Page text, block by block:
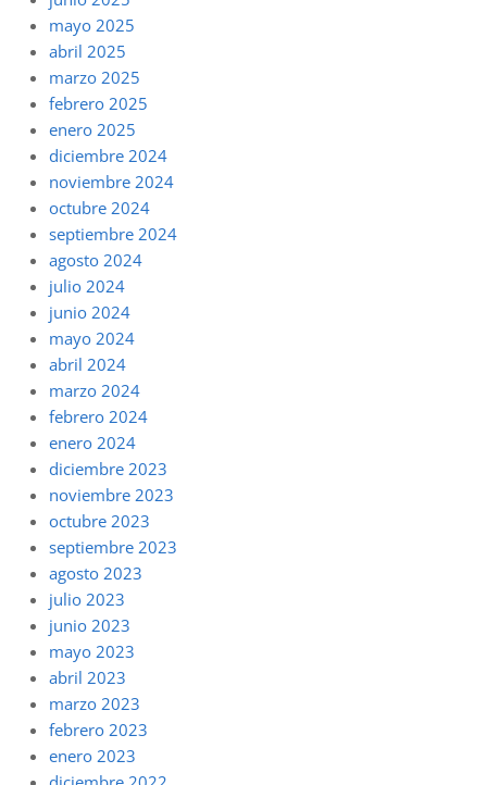
mayo 2025
abril 2025
marzo 2025
febrero 2025
enero 2025
diciembre 2024
noviembre 2024
octubre 2024
septiembre 2024
agosto 2024
julio 2024
junio 2024
mayo 2024
abril 2024
marzo 2024
febrero 2024
enero 2024
diciembre 2023
noviembre 2023
octubre 2023
septiembre 2023
agosto 2023
julio 2023
junio 2023
mayo 2023
abril 2023
marzo 2023
febrero 2023
enero 2023